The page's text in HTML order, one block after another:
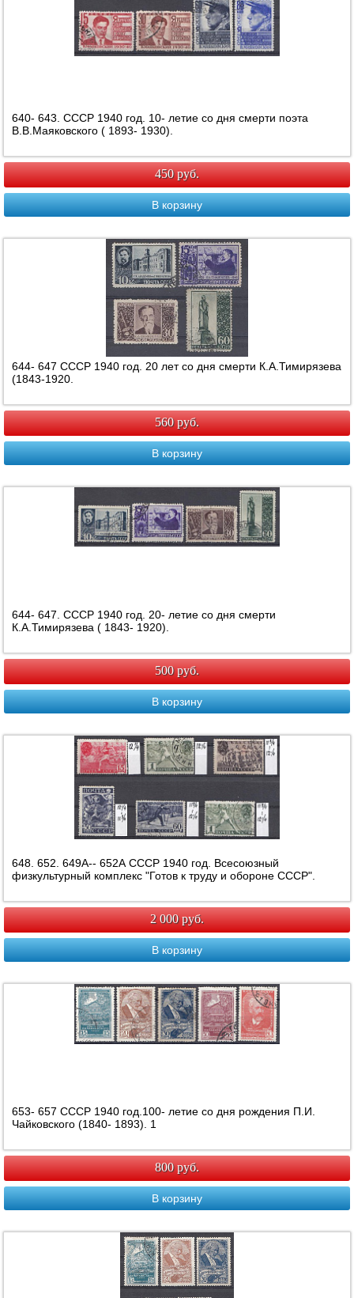
640- 643. СССР 1940 год. 10- летие со дня смерти поэта
В.В.Маяковского ( 1893- 1930).
450 руб.
В корзину
644- 647 СССР 1940 год. 20 лет со дня смерти К.А.Тимирязева
(1843-1920.
560 руб.
В корзину
644- 647. СССР 1940 год. 20- летие со дня смерти
К.А.Тимирязева ( 1843- 1920).
500 руб.
В корзину
648. 652. 649А-- 652А СССР 1940 год. Всесоюзный
физкультурный комплекс "Готов к труду и обороне СССР".
2 000 руб.
В корзину
653- 657 СССР 1940 год.100- летие со дня рождения П.И.
Чайковского (1840- 1893). 1
800 руб.
В корзину